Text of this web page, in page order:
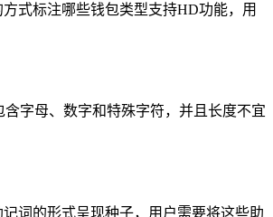
式标注哪些钱包类型支持HD功能，用
字母、数字和特殊字符，并且长度不宜
词的形式呈现种子，用户需要将这些助